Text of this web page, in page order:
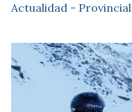
Actualidad - Provincial